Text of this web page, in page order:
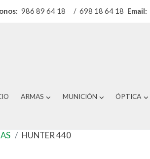
986 89 64 18 / 698 18 64 18 Email:
ARMAS MUNICIÓN ÓPTICA
HUNTER 440